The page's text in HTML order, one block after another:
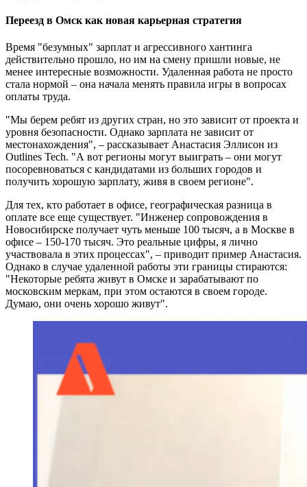
Переезд в Омск как новая карьерная стратегия
Время "безумных" зарплат и агрессивного хантинга
действительно прошло, но им на смену пришли новые, не
менее интересные возможности. Удаленная работа не просто
стала нормой – она начала менять правила игры в вопросах
оплаты труда.
"Мы берем ребят из других стран, но это зависит от проекта и
уровня безопасности. Однако зарплата не зависит от
местонахождения", – рассказывает Анастасия Эллисон из
Outlines Tech. "А вот регионы могут выиграть – они могут
посоревноваться с кандидатами из больших городов и
получить хорошую зарплату, живя в своем регионе".
Для тех, кто работает в офисе, географическая разница в
оплате все еще существует. "Инженер сопровождения в
Новосибирске получает чуть меньше 100 тысяч, а в Москве в
офисе – 150-170 тысяч. Это реальные цифры, я лично
участвовала в этих процессах", – приводит пример Анастасия.
Однако в случае удаленной работы эти границы стираются:
"Некоторые ребята живут в Омске и зарабатывают по
московским меркам, при этом остаются в своем городе.
Думаю, они очень хорошо живут".